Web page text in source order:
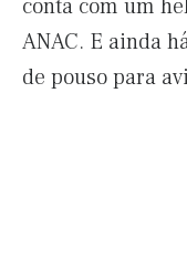
conta com um
ANAC. E ainda
de pouso para